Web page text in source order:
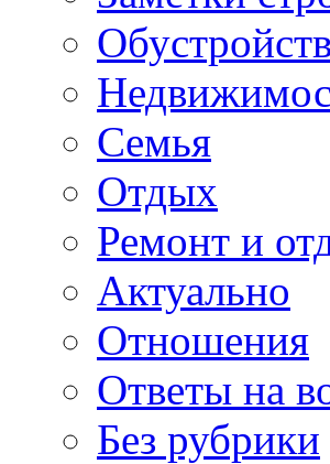
Семья
Отдых
Ремонт и
Актуально
Отношения
Ответы на
Без рубрики